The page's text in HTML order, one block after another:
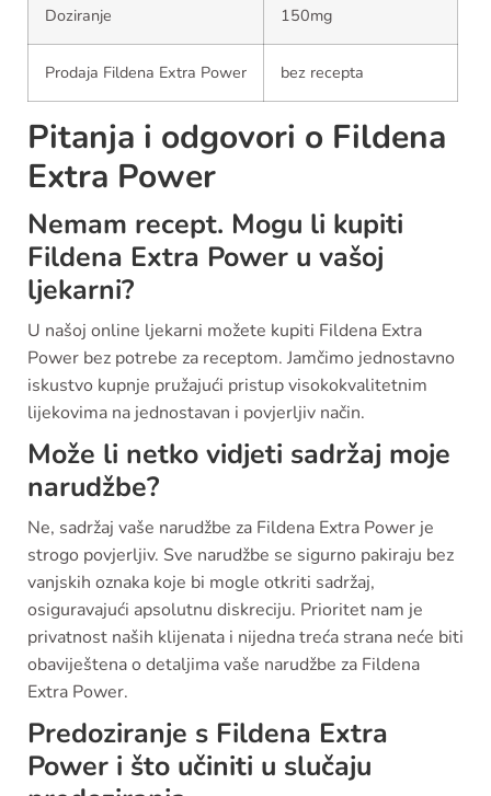
Doziranje 150mg
Prodaja Fildena Extra Power bez recepta
Pitanja i odgovori o Fildena
Extra Power
Nemam recept. Mogu li kupiti
Fildena Extra Power u vašoj
ljekarni?
U našoj online ljekarni možete kupiti Fildena Extra
Power bez potrebe za receptom. Jamčimo jednostavno
iskustvo kupnje pružajući pristup visokokvalitetnim
lijekovima na jednostavan i povjerljiv način.
Može li netko vidjeti sadržaj moje
narudžbe?
Ne, sadržaj vaše narudžbe za Fildena Extra Power je
strogo povjerljiv. Sve narudžbe se sigurno pakiraju bez
vanjskih oznaka koje bi mogle otkriti sadržaj,
osiguravajući apsolutnu diskreciju. Prioritet nam je
privatnost naših klijenata i nijedna treća strana neće biti
obaviještena o detaljima vaše narudžbe za Fildena
Extra Power.
Predoziranje s Fildena Extra
Power i što učiniti u slučaju